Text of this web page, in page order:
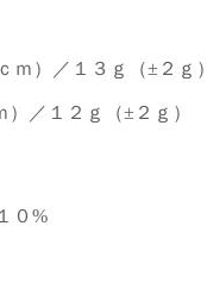
ｍ）／１３ｇ（±２ｇ）
）／１２ｇ（±２ｇ）
０%